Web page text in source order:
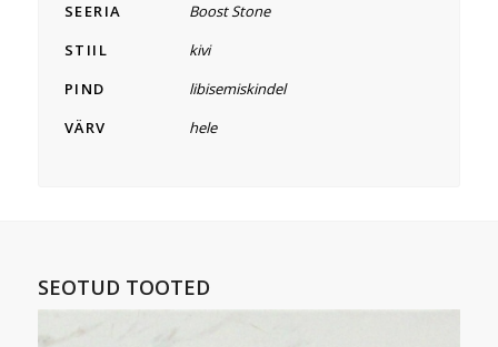
SEERIA
Boost Stone
STIIL
kivi
PIND
libisemiskindel
VÄRV
hele
SEOTUD TOOTED